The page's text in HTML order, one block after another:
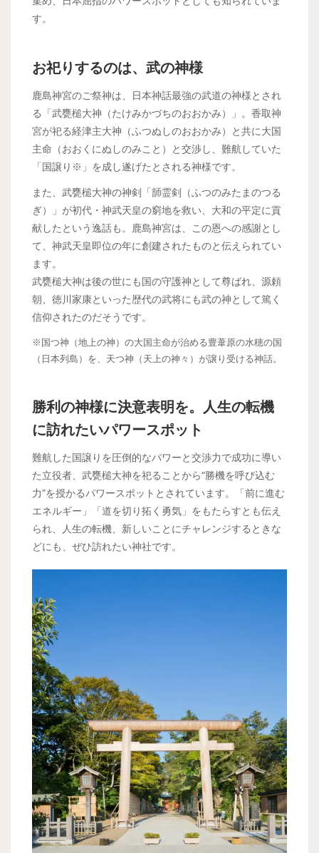
す。
お祀りするのは、武の神様
鹿島神宮のご祭神は、日本神話最強の武道の神様とされ
る「武甕槌大神（たけみかづちのおおかみ）」。香取神
宮が祀る経津主大神（ふつぬしのおおかみ）と共に大国
主命（おおくにぬしのみこと）と交渉し、難航していた
「国譲り※」を成し遂げたとされる神様です。
また、武甕槌大神の神剣「韴霊剣（ふつのみたまのつる
ぎ）」が初代・神武天皇の窮地を救い、大和の平定に貢
献したという逸話も。鹿島神宮は、この恩への感謝とし
て、神武天皇即位の年に創建されたものと伝えられてい
ます。
武甕槌大神は後の世にも国の守護神として尊ばれ、源頼
朝、徳川家康といった歴代の武将にも武の神として篤く
信仰されたのだそうです。
※国つ神（地上の神）の大国主命が治める豊葦原の水穂の国
（日本列島）を、天つ神（天上の神々）が譲り受ける神話。
勝利の神様に決意表明を。人生の転機
に訪れたいパワースポット
難航した国譲りを圧倒的なパワーと交渉力で成功に導い
た立役者、武甕槌大神を祀ることから“勝機を呼び込む
力”を授かるパワースポットとされています。「前に進む
エネルギー」「道を切り拓く勇気」をもたらすとも伝え
られ、人生の転機、新しいことにチャレンジするときな
どにも、ぜひ訪れたい神社です。